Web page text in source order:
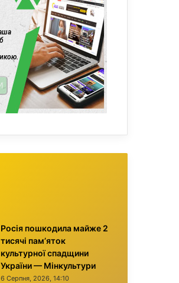
Росія пошкодила майже 2
тисячі пам’яток
культурної спадщини
України — Мінкультури
6 Серпня, 2026, 14:10